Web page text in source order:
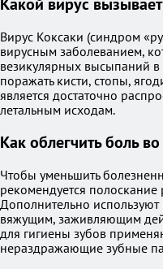
Вирус Коксаки (синдром
вирусным заболеванием,
везикулярных высыпаний в
поражать кисти, стопы,
является достаточно
летальным исходам.
Как облегчить боль
Чтобы уменьшить
рекомендуется полоскание
Дополнительно используют
вяжущим, заживляющим
для гигиены зубов
нераздражающие зубные